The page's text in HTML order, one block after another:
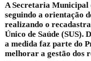
A Secretaria Municipal
seguindo a orientação
realizando o
Único de Saúde (SUS).
a medida faz parte do
melhorar a gestão dos